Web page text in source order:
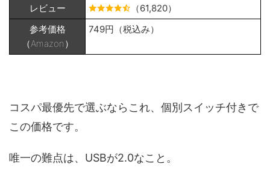
レビュー
（61,820）
参考価格
（Amazon）
749円（税込み）
コスパ最優先で選ぶならこれ、個別スイッチ付きで
この価格です。
唯一の難点は、USBが2.0なこと。